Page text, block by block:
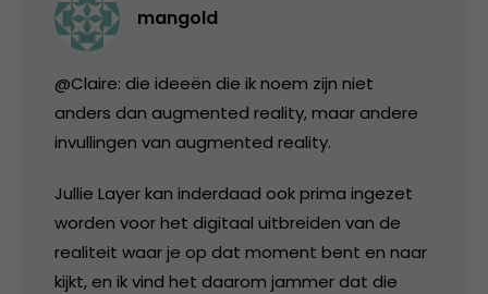
mangold
@Claire: die ideeën die ik noem zijn niet
anders dan augmented reality, maar andere
invullingen van augmented reality.
Jullie Layer kan inderdaad ook prima ingezet
worden voor het digitaal uitbreiden van de
realiteit waar je op dat moment bent en naar
kijkt, en ik vind het daarom jammer dat die